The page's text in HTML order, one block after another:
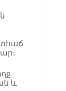
տհաճ
և